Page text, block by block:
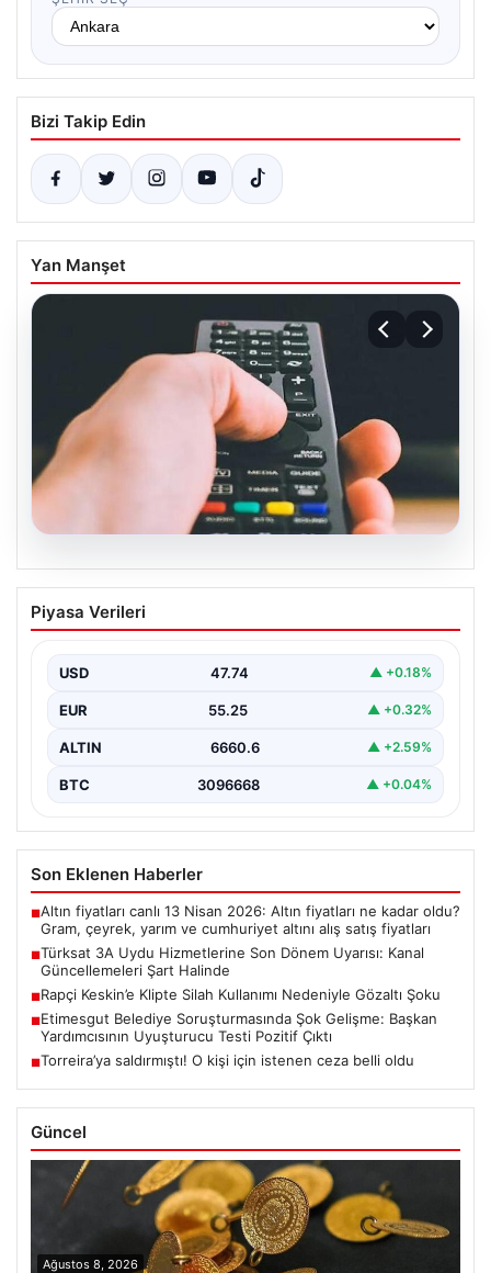
Bizi Takip Edin
Yan Manşet
Türksat 3A Uydu Hizmetlerine Son
Dönem Uyarısı: Kanal Güncellemeleri
Türksat 3A uydusu, uzun yıllar boyunca Türkiye'nin
Piyasa Verileri
USD 47.74 ▲ +0.18%
EUR 55.25 ▲ +0.32%
ALTIN 6660.6 ▲ +2.59%
BTC 3096668 ▲ +0.04%
Son Eklenen Haberler
■Altın fiyatları canlı 13 Nisan 2026: Altın fiyatları ne kadar oldu?
Gram, çeyrek, yarım ve cumhuriyet altını alış satış fiyatları
■Türksat 3A Uydu Hizmetlerine Son Dönem Uyarısı: Kanal
Güncellemeleri Şart Halinde
■Rapçi Keskin’e Klipte Silah Kullanımı Nedeniyle Gözaltı Şoku
■Etimesgut Belediye Soruşturmasında Şok Gelişme: Başkan
Yardımcısının Uyuşturucu Testi Pozitif Çıktı
■Torreira’ya saldırmıştı! O kişi için istenen ceza belli oldu
Güncel
Ağustos 8, 2026